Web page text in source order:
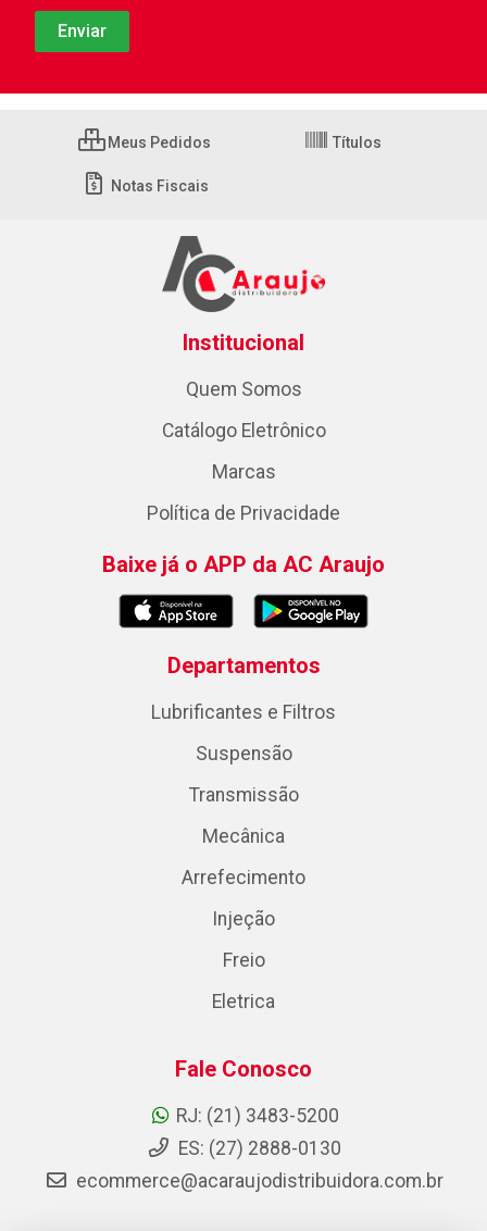
Meus Pedidos Títulos
Notas Fiscais
Institucional
Quem Somos
Catálogo Eletrônico
Marcas
Política de Privacidade
Baixe já o APP da AC Araujo
Departamentos
Lubrificantes e Filtros
Suspensão
Transmissão
Mecânica
Arrefecimento
Injeção
Freio
Eletrica
Fale Conosco
RJ: (21) 3483-5200
ES: (27) 2888-0130
ecommerce@acaraujodistribuidora.com.br